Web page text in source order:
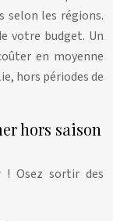
selon les régions.
votre budget. Un
en moyenne
hors périodes de
hors saison
! Osez sortir des